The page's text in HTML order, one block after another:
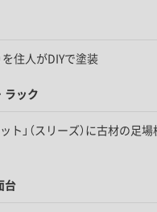
を住人がDIYで塗装
ラック
ト」（スリーズ）に古材の足
台